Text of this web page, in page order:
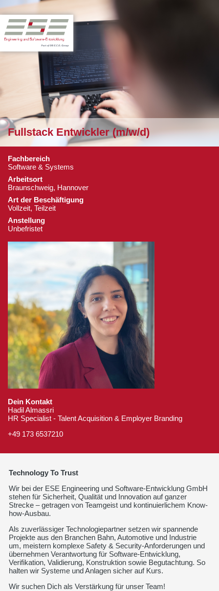
Fullstack Entwickler (m/w/d)
Technology To Trust
Wir bei der ESE Engineering und Software-Entwicklung GmbH
stehen für Sicherheit, Qualität und Innovation auf ganzer
Strecke – getragen von Teamgeist und kontinuierlichem Know-
how-Ausbau.
Als zuverlässiger Technologiepartner setzen wir spannende
Projekte aus den Branchen Bahn, Automotive und Industrie
um, meistern komplexe Safety & Security-Anforderungen und
übernehmen Verantwortung für Software-Entwicklung,
Verifikation, Validierung, Konstruktion sowie Begutachtung. So
halten wir Systeme und Anlagen sicher auf Kurs.
Wir suchen Dich als Verstärkung für unser Team!
Fachbereich
Software & Systems
Arbeitsort
Braunschweig, Hannover
Art der Beschäftigung
Vollzeit, Teilzeit
Anstellung
Unbefristet
Dein Kontakt
Hadil Almassri
HR Specialist - Talent Acquisition & Employer Branding
+49 173 6537210